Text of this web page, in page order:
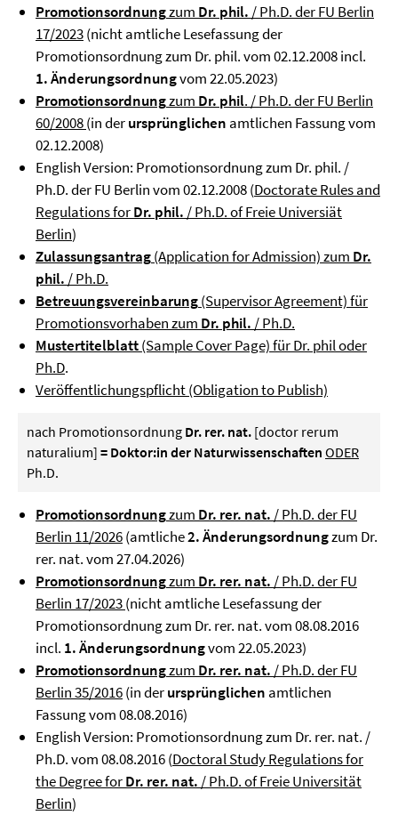
Promotionsordnungzum Dr. phil. / Ph.D. der FU Berlin
17/2023(nicht amtliche Lesefassung der
Promotionsordnung zum Dr. phil. vom 02.12.2008 incl.
1. Änderungsordnungvom 22.05.2023)
Promotionsordnungzum Dr. phil. / Ph.D. der FU Berlin
60/2008(in derursprünglichen amtlichen Fassung vom
02.12.2008)
English Version: Promotionsordnung zum Dr. phil. /
Ph.D. der FU Berlin vom 02.12.2008 (Doctorate Rules and
Regulations forDr. phil. / Ph.D. of Freie Universiät
Berlin)
Zulassungsantrag(Application for Admission) zum Dr.
phil. / Ph.D.
Betreuungsvereinbarung(Supervisor Agreement) für
Promotionsvorhaben zum Dr. phil. / Ph.D.
Mustertitelblatt(Sample Cover Page) für Dr. phil oder
Ph.D.
Veröffentlichungspflicht (Obligation to Publish)
nach Promotionsordnung Dr. rer. nat. [doctor rerum
naturalium] = Doktor:in der Naturwissenschaften ODER
Ph.D.
Promotionsordnungzum Dr. rer. nat. / Ph.D. der FU
Berlin 11/2026(amtliche2. Änderungsordnungzum Dr.
rer. nat. vom 27.04.2026)
Promotionsordnungzum Dr. rer. nat. / Ph.D. der FU
Berlin 17/2023(nicht amtliche Lesefassung der
Promotionsordnung zum Dr. rer. nat. vom 08.08.2016
incl. 1. Änderungsordnungvom 22.05.2023)
Promotionsordnungzum Dr. rer. nat. / Ph.D. der FU
Berlin 35/2016(in derursprünglichen amtlichen
Fassung vom 08.08.2016)
English Version: Promotionsordnung zum Dr. rer. nat. /
Ph.D. vom 08.08.2016 (Doctoral Study Regulations for
the Degree forDr. rer. nat. / Ph.D. of Freie Universität
Berlin)